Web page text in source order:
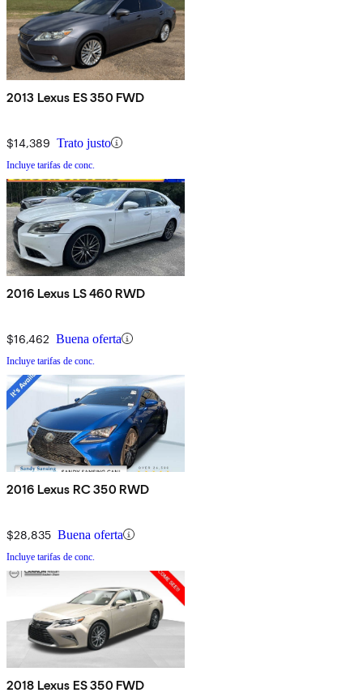
2013 Lexus ES 350 FWD
$14,389 Trato justo
Incluye tarifas de conc.
2016 Lexus LS 460 RWD
$16,462 Buena oferta
Incluye tarifas de conc.
2016 Lexus RC 350 RWD
$28,835 Buena oferta
Incluye tarifas de conc.
2018 Lexus ES 350 FWD